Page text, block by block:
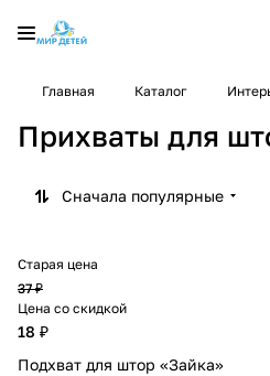
Главная Каталог
Прихваты для
Сначала популярные
Старая цена
37 ₽
Цена со скидкой
18 ₽
Подхват для штор «Зайка»